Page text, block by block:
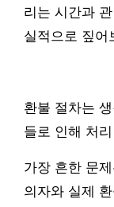
리는 시간과
실적으로 짚어
환불 절차는
들로 인해 처
가장 흔한 문
의자와 실제